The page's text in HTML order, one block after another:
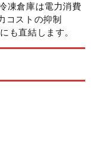
凍倉庫は電力消費
コストの抑制
も直結します。